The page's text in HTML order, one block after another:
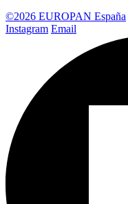
©2026 EUROPAN España
Instagram Email